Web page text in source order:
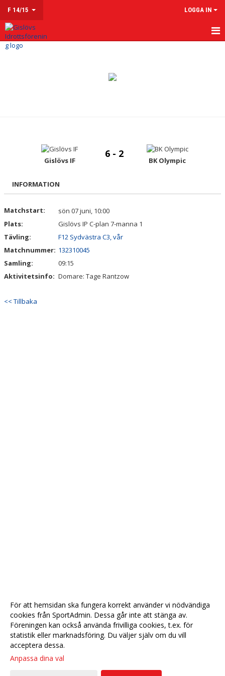
F 14/15 LOGGA IN
HEM
Gislövs IF
6 - 2
BK Olympic
INFORMATION
Matchstart:
sön 07 juni, 10:00
Plats:
Gislövs IP C-plan 7-manna 1
Tävling:
F12 Sydvästra C3, vår
Matchnummer: 132310045
Samling:
09:15
Aktivitetsinfo: Domare: Tage Rantzow
<< Tillbaka
För att hemsidan ska fungera korrekt använder vi nödvändiga
cookies från SportAdmin. Dessa går inte att stänga av.
Föreningen kan också använda frivilliga cookies, t.ex. för
statistik eller marknadsföring. Du väljer själv om du vill
acceptera dessa.
Anpassa dina val